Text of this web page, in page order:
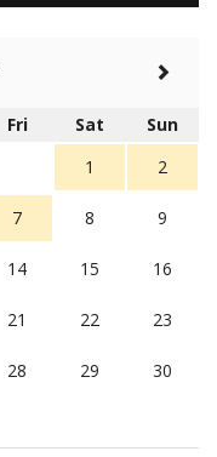
Fri Sat
Sun
1
2
7 8 9
14 15 16
21 22 23
28 29 30